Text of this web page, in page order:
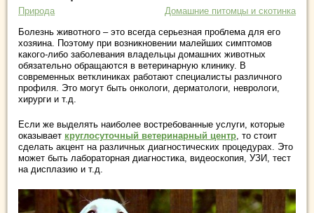
Природа
Домашние питомцы и скотинка
Болезнь животного – это всегда серьезная проблема для его
хозяина. Поэтому при возникновении малейших симптомов
какого-либо заболевания владельцы домашних животных
обязательно обращаются в ветеринарную клинику. В
современных ветклиниках работают специалисты различного
профиля. Это могут быть онкологи, дерматологи, неврологи,
хирурги и т.д.
Если же выделять наиболее востребованные услуги, которые
оказывает круглосуточный ветеринарный центр, то стоит
сделать акцент на различных диагностических процедурах. Это
может быть лабораторная диагностика, видеоскопия, УЗИ, тест
на дисплазию и т.д.